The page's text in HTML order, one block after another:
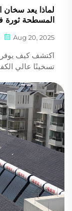
لماذا يعد سخان
المسطحة ثورة
Aug 20, 2025
تسخينًا عالي
العرض التوضيحي